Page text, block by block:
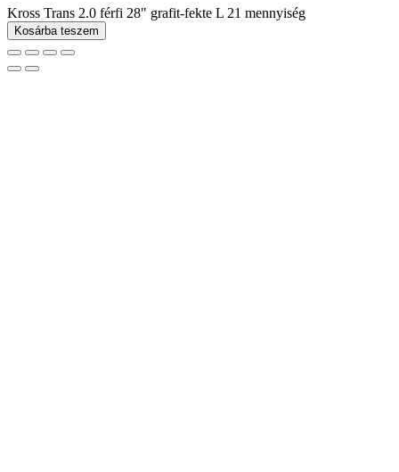
Kross Trans 2.0 férfi 28" grafit-fekte L 21 mennyiség
Kosárba teszem